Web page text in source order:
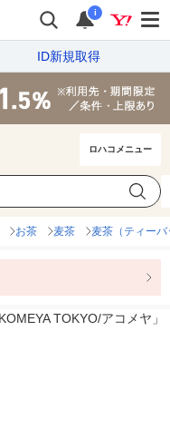
i
ID新規取得
ロハコメニュー
お茶 麦茶 麦茶（ティーバ